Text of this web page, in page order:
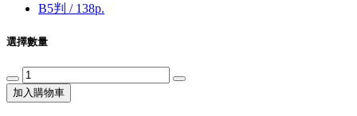
B5判 / 138p.
選擇數量
加入購物車